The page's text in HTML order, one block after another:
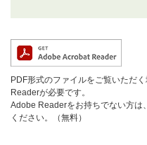
PDF形式のファイルをご覧いただ
Readerが必要です。
Adobe Readerをお持ちでない方は
ください。（無料）